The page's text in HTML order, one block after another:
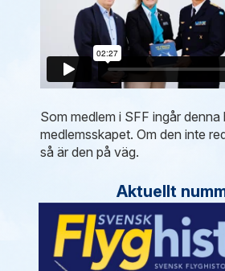
Som medlem i SFF ingår denna
medlemsskapet. Om den inte
så är den på väg.
Aktuellt